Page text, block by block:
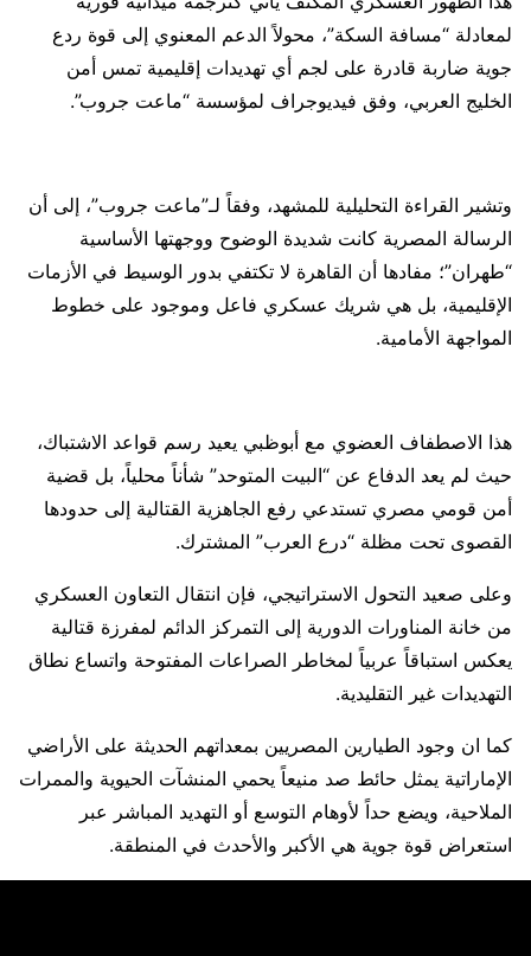
لمعادلة “مسافة السكة”، محولاً الدعم المعنوي إلى قوة ردع
جوية ضاربة قادرة على لجم أي تهديدات إقليمية تمس أمن
الخليج العربي، وفق فيديوجراف لمؤسسة “ماعت جروب”.
وتشير القراءة التحليلية للمشهد، وفقاً لـ”ماعت جروب”، إلى أن
الرسالة المصرية كانت شديدة الوضوح ووجهتها الأساسية
“طهران”؛ مفادها أن القاهرة لا تكتفي بدور الوسيط في الأزمات
الإقليمية، بل هي شريك عسكري فاعل وموجود على خطوط
المواجهة الأمامية.
هذا الاصطفاف العضوي مع أبوظبي يعيد رسم قواعد الاشتباك،
حيث لم يعد الدفاع عن “البيت المتوحد” شأناً محلياً، بل قضية
أمن قومي مصري تستدعي رفع الجاهزية القتالية إلى حدودها
القصوى تحت مظلة “درع العرب” المشترك.
وعلى صعيد التحول الاستراتيجي، فإن انتقال التعاون العسكري
من خانة المناورات الدورية إلى التمركز الدائم لمفرزة قتالية
يعكس استباقاً عربياً لمخاطر الصراعات المفتوحة واتساع نطاق
التهديدات غير التقليدية.
كما ان وجود الطيارين المصريين بمعداتهم الحديثة على الأراضي
الإماراتية يمثل حائط صد منيعاً يحمي المنشآت الحيوية والممرات
الملاحية، ويضع حداً لأوهام التوسع أو التهديد المباشر عبر
استعراض قوة جوية هي الأكبر والأحدث في المنطقة.